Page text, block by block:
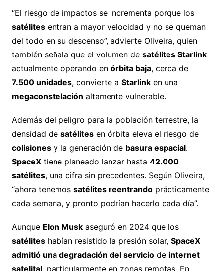
“El riesgo de impactos se incrementa porque los
satélitesentran a mayor velocidad y no se queman
del todo en su descenso”, advierte Oliveira, quien
también señala que el volumen de satélites Starlink
actualmente operando en órbita baja, cerca de
7.500 unidades, convierte a Starlinken una
megaconstelación altamente vulnerable.
Además del peligro para la población terrestre, la
densidad de satélitesen órbita eleva el riesgo de
colisionesy la generación de basura espacial.
SpaceXtiene planeado lanzar hasta 42.000
satélites, una cifra sin precedentes. Según Oliveira,
“ahora tenemos satélites reentrandoprácticamente
cada semana, y pronto podrían hacerlo cada día”.
Aunque Elon Muskaseguró en 2024 que los
satéliteshabían resistido la presión solar, SpaceX
admitió una degradación del serviciode internet
satelital, particularmente en zonas remotas. En